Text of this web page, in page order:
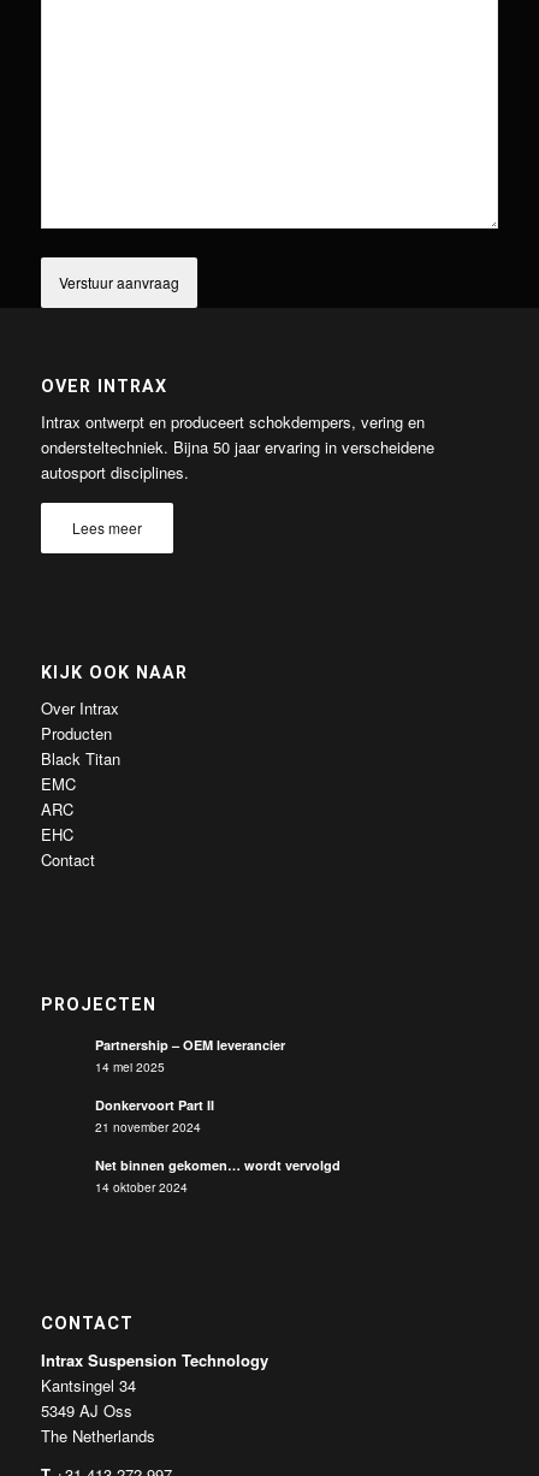
OVER INTRAX
Intrax ontwerpt en produceert schokdempers, vering en
ondersteltechniek. Bijna 50 jaar ervaring in verscheidene
autosport disciplines.
Lees meer
KIJK OOK NAAR
Over Intrax
Producten
Black Titan
EMC
ARC
EHC
Contact
PROJECTEN
Partnership – OEM leverancier
14 mei 2025
Donkervoort Part II
21 november 2024
Net binnen gekomen… wordt vervolgd
14 oktober 2024
CONTACT
Intrax Suspension Technology
Kantsingel 34
5349 AJ Oss
The Netherlands